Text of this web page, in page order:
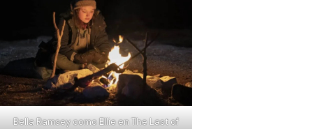
Bella Ramsey como Ellie en The Last of